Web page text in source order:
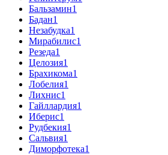
Бальзамин1
Бадан1
Незабудка1
Мирабилис1
Резеда1
Целозия1
Брахикома1
Лобелия1
Лихнис1
Гайллардия1
Иберис1
Рудбекия1
Сальвия1
Диморфотека1